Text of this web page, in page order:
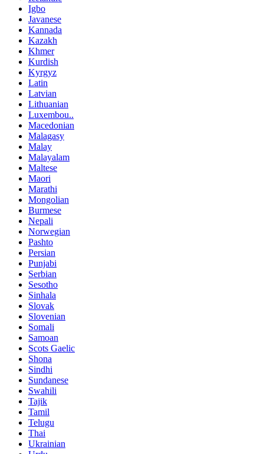
Igbo
Javanese
Kannada
Kazakh
Khmer
Kurdish
Kyrgyz
Latin
Latvian
Lithuanian
Luxembou..
Macedonian
Malagasy
Malay
Malayalam
Maltese
Maori
Marathi
Mongolian
Burmese
Nepali
Norwegian
Pashto
Persian
Punjabi
Serbian
Sesotho
Sinhala
Slovak
Slovenian
Somali
Samoan
Scots Gaelic
Shona
Sindhi
Sundanese
Swahili
Tajik
Tamil
Telugu
Thai
Ukrainian